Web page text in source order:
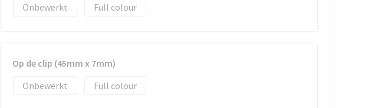
Onbewerkt
Full colour
Op de clip (45mm x 7mm)
Onbewerkt
Full colour